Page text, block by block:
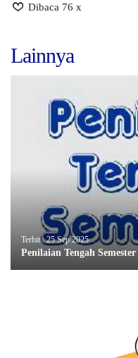
Dibaca 76 x
Lainnya
Terbit : 25 Sep 2025
Penilaian Tengah